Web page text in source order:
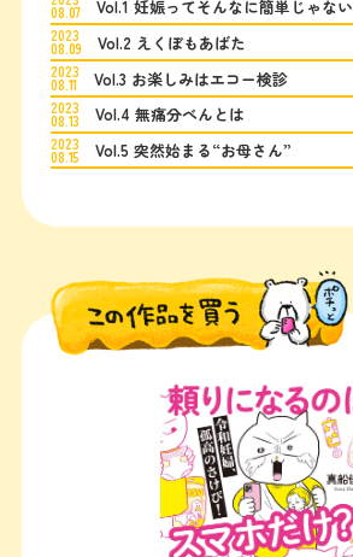
08.07 Vol.1 妊娠ってそんなに簡単じゃない
2023
08.09 Vol.2 えくぼもあばた
2023
08.11 Vol.3 お楽しみはエコー検診
2023
08.13 Vol.4 無痛分べんとは
2023
08.15 Vol.5 突然始まる“お母さん”